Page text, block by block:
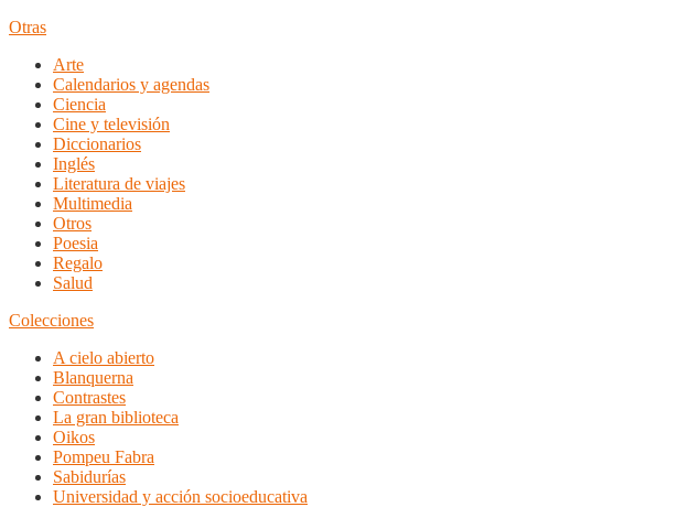
Otras
Arte
Calendarios y agendas
Ciencia
Cine y televisión
Diccionarios
Inglés
Literatura de viajes
Multimedia
Otros
Poesia
Regalo
Salud
Colecciones
A cielo abierto
Blanquerna
Contrastes
La gran biblioteca
Oikos
Pompeu Fabra
Sabidurías
Universidad y acción socioeducativa